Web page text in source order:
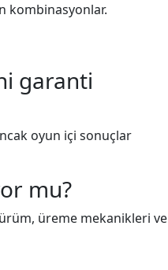
kombinasyonlar.
garanti
oyun içi sonuçlar
mu?
üreme mekanikleri ve